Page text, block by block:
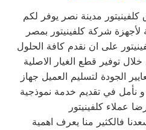
شركة كلفينيتور بمصر
على ان نقدم كافة الحلول
توفير قطع الغيار الاصلية
الجودة لتسليم العميل جهاز
نأمل في تقديم خدمة نموذجية
عملاء كلفينيتور
فالكثير منا يعرف اهمية